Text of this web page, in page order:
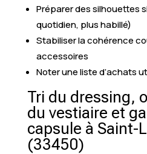
Préparer des silhouettes
quotidien, plus habillé)
Stabiliser la cohérence
accessoires
Noter une liste d’achats
Tri du dressing,
du vestiaire et
capsule à Saint-
(33450)